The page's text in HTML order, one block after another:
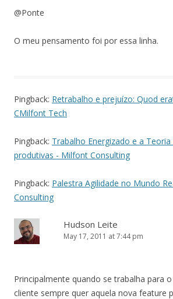
@Ponte
O meu pensamento foi por essa linha.
Pingback: Retrabalho e prejuízo: Quod
CMilfont Tech
Pingback: Trabalho Energizado e a
produtivas - Milfont Consulting
Pingback: Palestra Agilidade no Mundo
Consulting
Hudson Leite
May 17, 2011 at 7:44 pm
Principalmente quando se trabalha para o
cliente sempre quer aquela nova feature